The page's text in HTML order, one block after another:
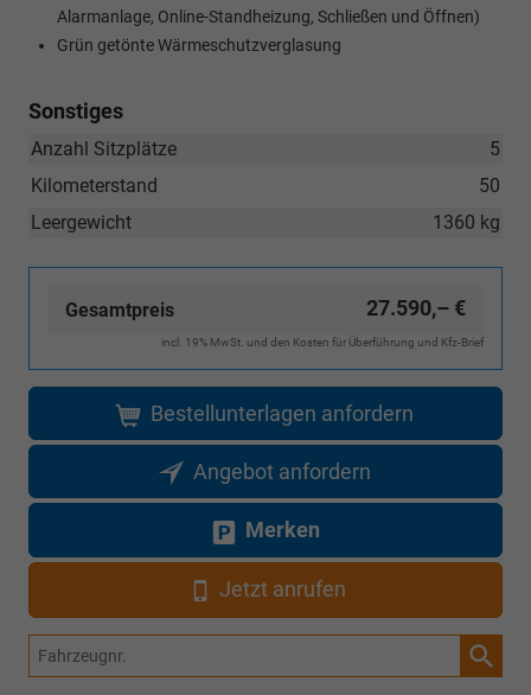
Alarmanlage, Online-Standheizung, Schließen und Öffnen)
Grün getönte Wärmeschutzverglasung
Sonstiges
5
Anzahl Sitzplätze
50
Kilometerstand
1360 kg
Leergewicht
Gesamtpreis 27.590,– €
incl. 19% MwSt. und den Kosten für Überführung und Kfz-Brief
Bestellunterlagen anfordern
Angebot anfordern
Merken
Jetzt anrufen
Fahrzeugnr.